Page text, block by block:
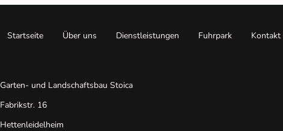
Startseite Über uns Dienstleistungen Fuhrpark Kontakt
Garten- und Landschaftsbau Stoica
Fabrikstr. 16
Hettenleidelheim